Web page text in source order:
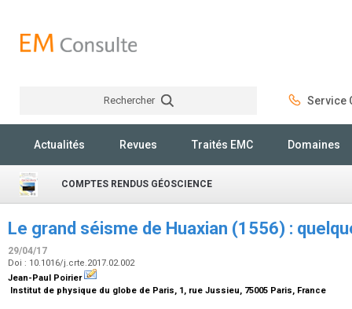
Rechercher Service
Actualités Revues Traités EMC Domaines
COMPTES RENDUS GÉOSCIENCE
Le grand séisme de Huaxian (1556) :
29/04/17
Doi : 10.1016/j.crte.2017.02.002
Jean-Paul Poirier
Institut de physique du globe de Paris, 1, rue Jussieu, 75005 Paris, France